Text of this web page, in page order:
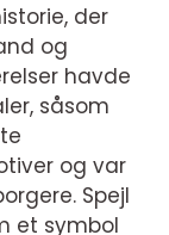
der
og
havde
såsom
og var
Spejl
et symbol